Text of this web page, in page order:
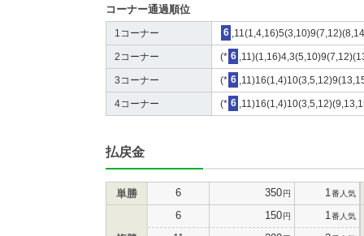
コーナー通過順位
1コーナー 6
2コーナー (* 6
3コーナー (* 6
4コーナー (* 6
払戻金
単勝 6 350円 1 番人気
6 150円 1 番人気